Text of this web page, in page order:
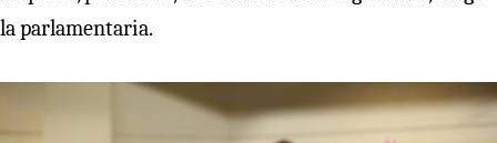
la parlamentaria.